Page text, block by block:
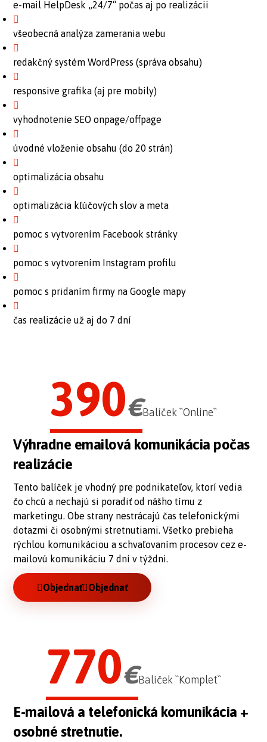
e-mail HelpDesk „24/7“ počas aj po realizácii
všeobecná analýza zamerania webu
redakčný systém WordPress (správa obsahu)
responsive grafika (aj pre mobily)
vyhodnotenie SEO onpage/offpage
úvodné vloženie obsahu (do 20 strán)
optimalizácia obsahu
optimalizácia kľúčových slov a meta
pomoc s vytvorením Facebook stránky
pomoc s vytvorením Instagram profilu
pomoc s pridaním firmy na Google mapy
čas realizácie už aj do 7 dní
390€Balíček ``Online``
Výhradne emailová komunikácia počas
realizácie
Tento balíček je vhodný pre podnikateľov, ktorí vedia
čo chcú a nechajú si poradiť od nášho tímu z
marketingu. Obe strany nestrácajú čas telefonickými
dotazmi či osobnými stretnutiami. Všetko prebieha
rýchlou komunikáciou a schvaľovaním procesov cez e-
mailovú komunikáciu 7 dní v týždni.
Objednať Objednať
770€Balíček ``Komplet``
E-mailová a telefonická komunikácia +
osobné stretnutie.